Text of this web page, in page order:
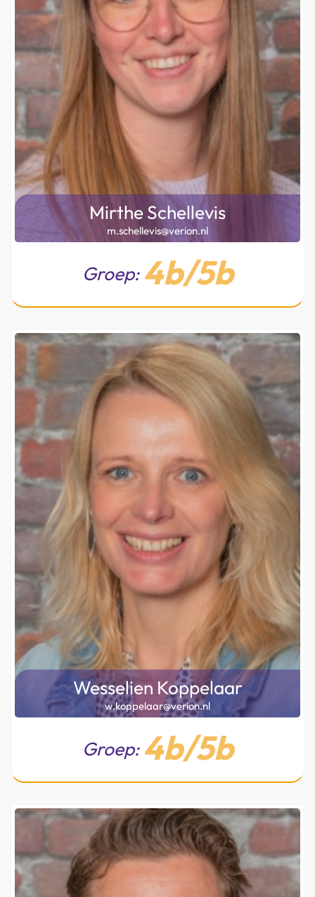
Mirthe Schellevis
m.schellevis@verion.nl
Groep: 4b/5b
Wesselien Koppelaar
w.koppelaar@verion.nl
Groep: 4b/5b